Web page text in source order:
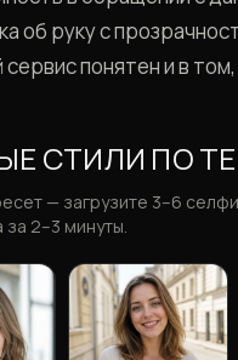
об руку с
понятен и в
СТИЛИ ПО
— загрузите 3–6
за 2–3 минуты.